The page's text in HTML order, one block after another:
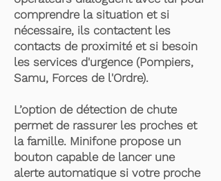
comprendre la situation et si
nécessaire, ils contactent les
contacts de proximité et si besoin
les services d'urgence (Pompiers,
Samu, Forces de l'Ordre).
L’option de détection de chute
permet de rassurer les proches et
la famille. Minifone propose un
bouton capable de lancer une
alerte automatique si votre proche